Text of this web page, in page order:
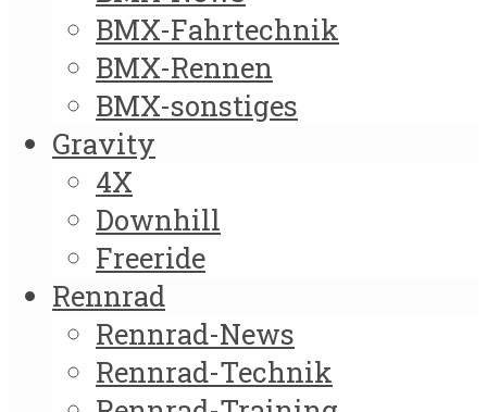
BMX-Fahrtechnik
BMX-Rennen
BMX-sonstiges
Gravity
4X
Downhill
Freeride
Rennrad
Rennrad-News
Rennrad-Technik